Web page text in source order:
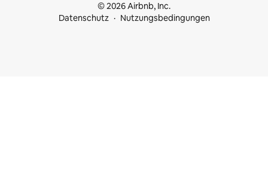
© 2026 Airbnb, Inc.
Datenschutz
Nutzungsbedingungen